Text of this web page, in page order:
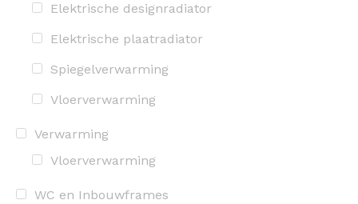
Elektrische designradiator
Elektrische plaatradiator
Spiegelverwarming
Vloerverwarming
Verwarming
Vloerverwarming
WC en Inbouwframes